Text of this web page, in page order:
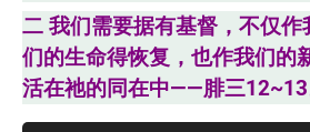
二 我们需要据有基督，不仅
们的生命得恢复，也作我们的
活在祂的同在中——腓三12~13